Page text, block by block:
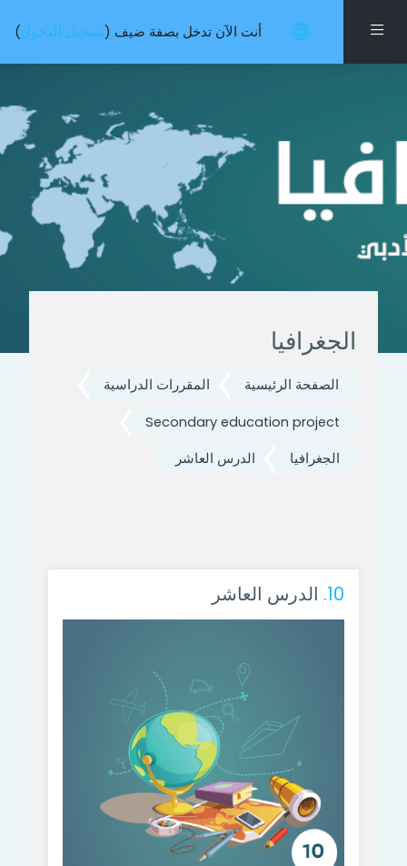
واجهة جانبية أنت الآن تدخل بصفة ضيف (تسجيل الدخول)
الجغرافيا
الصفحة الرئيسية المقررات الدراسية
Secondary education project
الجغرافيا الدرس العاشر
10. الدرس العاشر